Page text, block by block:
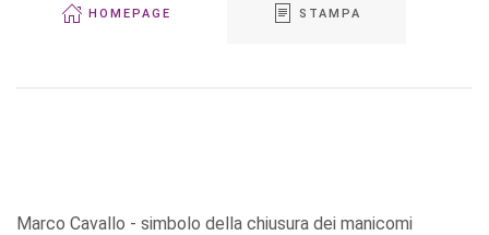
HOMEPAGE STAMPA
Marco Cavallo - simbolo della chiusura dei manicomi